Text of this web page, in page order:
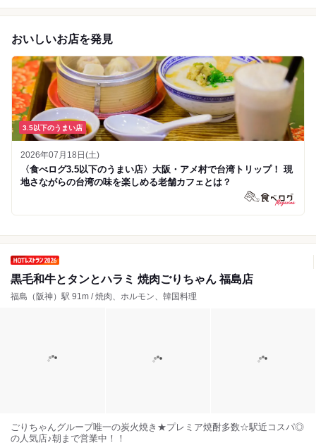
おいしいお店を発見
3.5以下のうまい店
2026年07月18日(土)
〈食べログ3.5以下のうまい店〉大阪・アメ村で台湾トリップ！ 現
地さながらの台湾の味を楽しめる老舗カフェとは？
黒毛和牛とタンとハラミ 焼肉ごりちゃん 福島店
福島（阪神）駅 91m / 焼肉、ホルモン、韓国料理
ごりちゃんグループ唯一の炭火焼き★プレミア焼酎多数☆駅近コスパ◎
の人気店♪朝まで営業中！！